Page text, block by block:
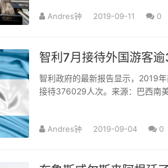
Andres钟 2019-09-11 0
智利7月接待外国游客
智利政府的最新报告显示，2019
接待376029人次。来源：巴西南
Andres钟 2019-09-04 0